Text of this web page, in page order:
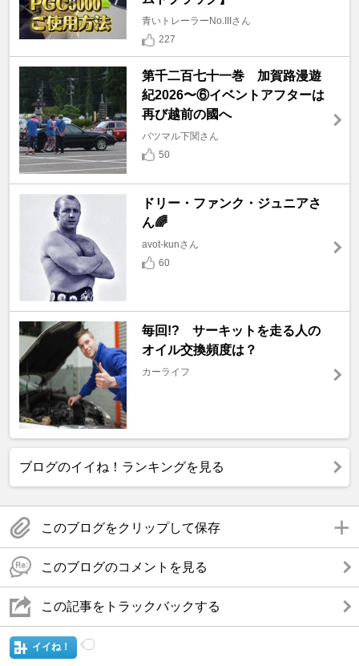
青いトレーラーNo.IIIさん
227
第千二百七十一巻 加賀路漫遊
紀2026〜⑥イベントアフターは
再び越前の國へ
バツマル下関さん
50
ドリー・ファンク・ジュニアさ
ん🌈
avot-kunさん
60
毎回!? サーキットを走る人の
オイル交換頻度は？
カーライフ
ブログのイイね！ランキングを見る
このブログをクリップして保存
このブログのコメントを見る
この記事をトラックバックする
イイね！